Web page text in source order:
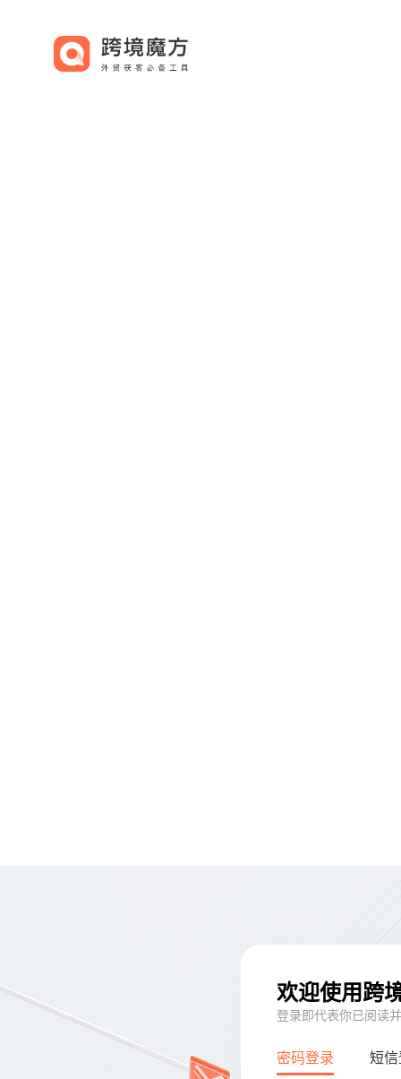
欢迎使用跨
登录即代表你已阅读
密码登录 短